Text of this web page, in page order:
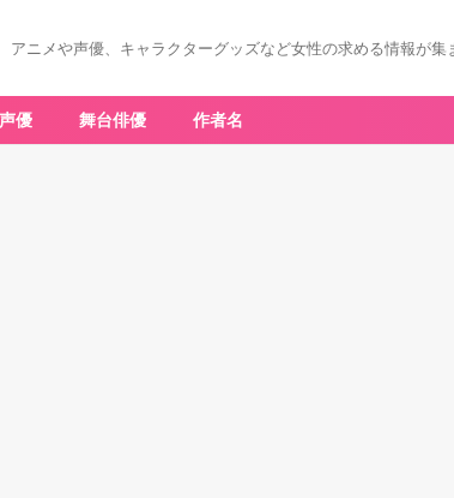
アニメや声優、キャラクターグッズなど女性の求める情報が集
声優 舞台俳優 作者名